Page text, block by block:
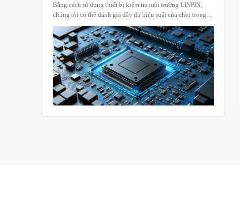
Bằng cách sử dụng thiết bị kiểm tra môi trường LINPIN,
chúng tôi có thể đánh giá đầy đủ hiệu suất của chip trong
chúng duy trì hoạt động hiệu quả và ổn định trong các ứng
dụng thực tế. Nếu có một sản phẩm cụ thể hoặc nhu cầu thử
nghiệm, bạn có thể chọn chương trình buồng thử nghiệm
phù hợp theo tình hình thực tế của khách hàng.